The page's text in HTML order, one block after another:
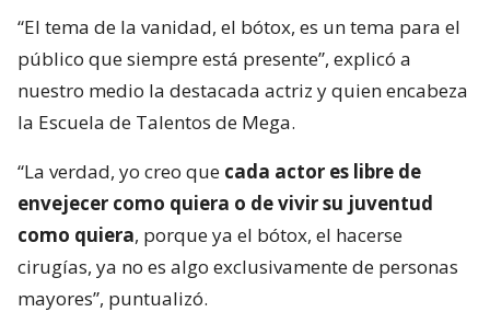
“El tema de la vanidad, el bótox, es un tema para el
público que siempre está presente”, explicó a
nuestro medio la destacada actriz y quien encabeza
la Escuela de Talentos de Mega.
“La verdad, yo creo que cada actor es libre de
envejecer como quiera o de vivir su juventud
como quiera, porque ya el bótox, el hacerse
cirugías, ya no es algo exclusivamente de personas
mayores”, puntualizó.